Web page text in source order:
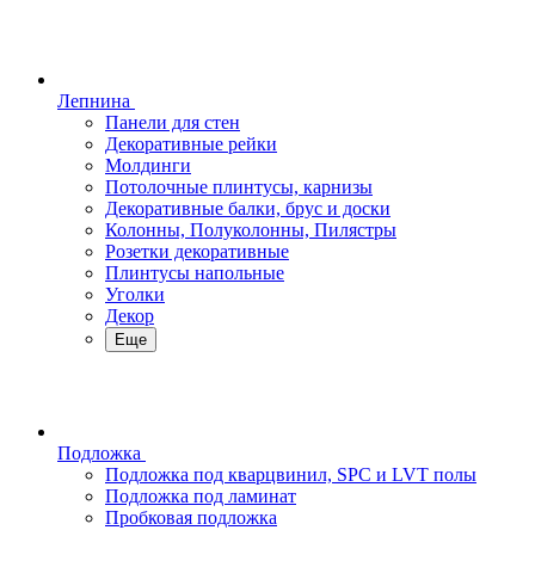
Лепнина
Панели для стен
Декоративные рейки
Молдинги
Потолочные плинтусы, карнизы
Декоративные балки, брус и доски
Колонны, Полуколонны, Пилястры
Розетки декоративные
Плинтусы напольные
Уголки
Декор
Еще
Подложка
Подложка под кварцвинил, SPC и LVT полы
Подложка под ламинат
Пробковая подложка